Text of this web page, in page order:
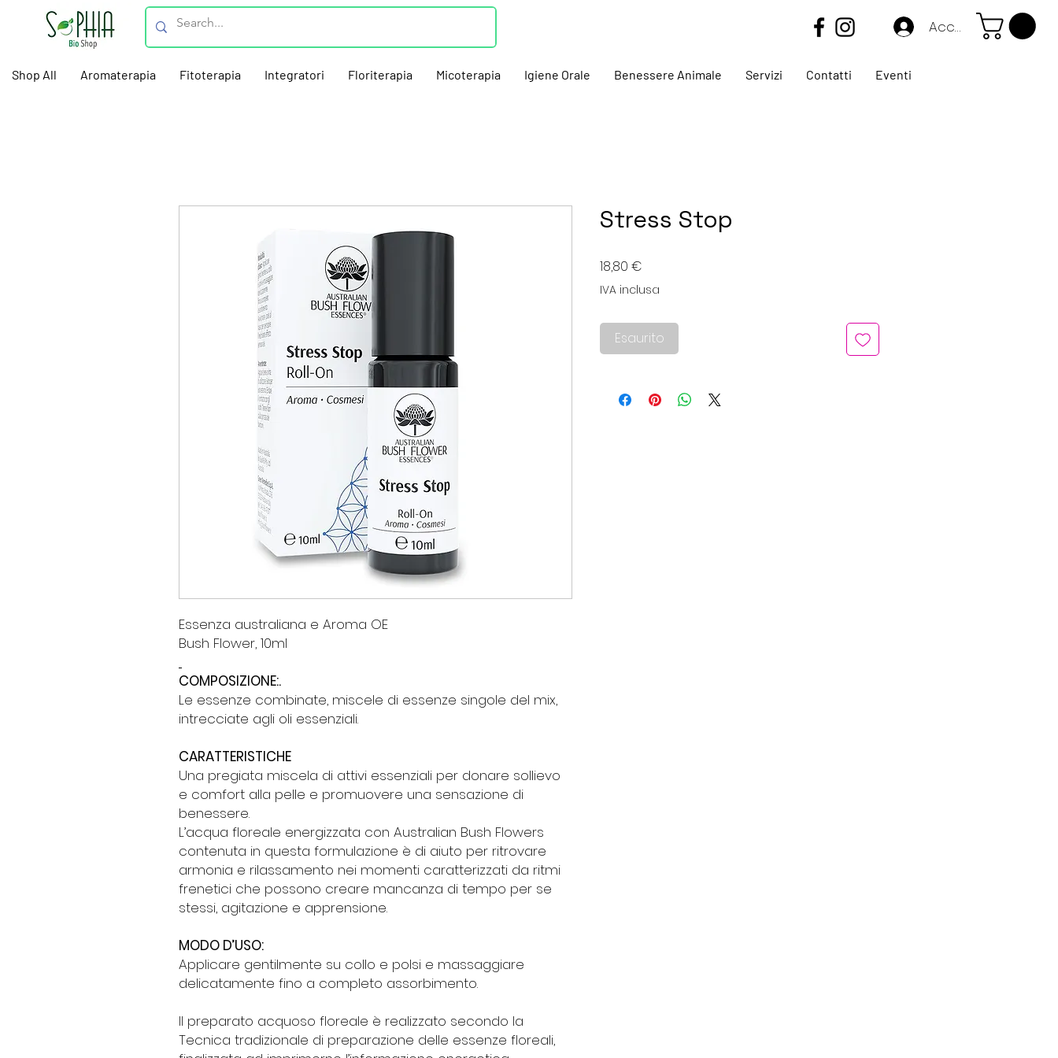
Accedi
Shop All Aromaterapia Fitoterapia Integratori Floriterapia Micoterapia Igiene Orale Benessere Animale Servizi Contatti Eventi
Essenza australiana e Aroma OE
Bush Flower, 10ml
COMPOSIZIONE:.
Le essenze combinate, miscele di essenze singole del mix,
intrecciate agli oli essenziali.
CARATTERISTICHE
Una pregiata miscela di attivi essenziali per donare sollievo
e comfort alla pelle e promuovere una sensazione di
benessere.
L’acqua floreale energizzata con Australian Bush Flowers
contenuta in questa formulazione è di aiuto per ritrovare
armonia e rilassamento nei momenti caratterizzati da ritmi
frenetici che possono creare mancanza di tempo per se
stessi, agitazione e apprensione.
MODO D’USO:
Applicare gentilmente su collo e polsi e massaggiare
delicatamente fino a completo assorbimento.
Il preparato acquoso floreale è realizzato secondo la
Tecnica tradizionale di preparazione delle essenze floreali,
Stress Stop
18,80 €
IVA inclusa
Esaurito